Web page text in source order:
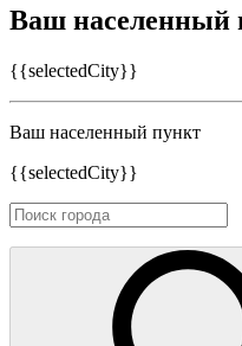
Ваш населенный
{{selectedCity}}
Ваш населенный пункт
{{selectedCity}}